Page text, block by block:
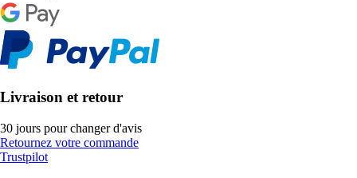
Livraison et retour
30 jours pour changer d'avis
Retournez votre commande
Trustpilot